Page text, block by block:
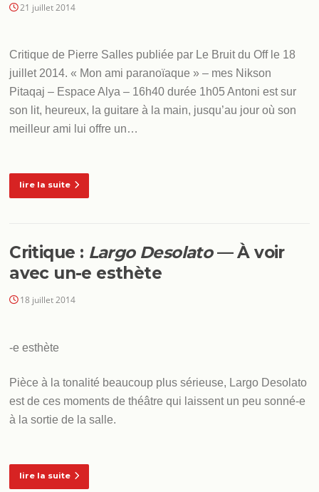
21 juillet 2014
Critique de Pierre Salles publiée par Le Bruit du Off le 18
juillet 2014. « Mon ami paranoïaque » – mes Nikson
Pitaqaj – Espace Alya – 16h40 durée 1h05 Antoni est sur
son lit, heureux, la guitare à la main, jusqu’au jour où son
meilleur ami lui offre un…
lire la suite
Critique : Largo Desolato— À voir
avec un-e esthète
18 juillet 2014
-e esthète
Pièce à la tonalité beaucoup plus sérieuse, Largo Desolato
est de ces moments de théâtre qui laissent un peu sonné-e
à la sortie de la salle.
lire la suite